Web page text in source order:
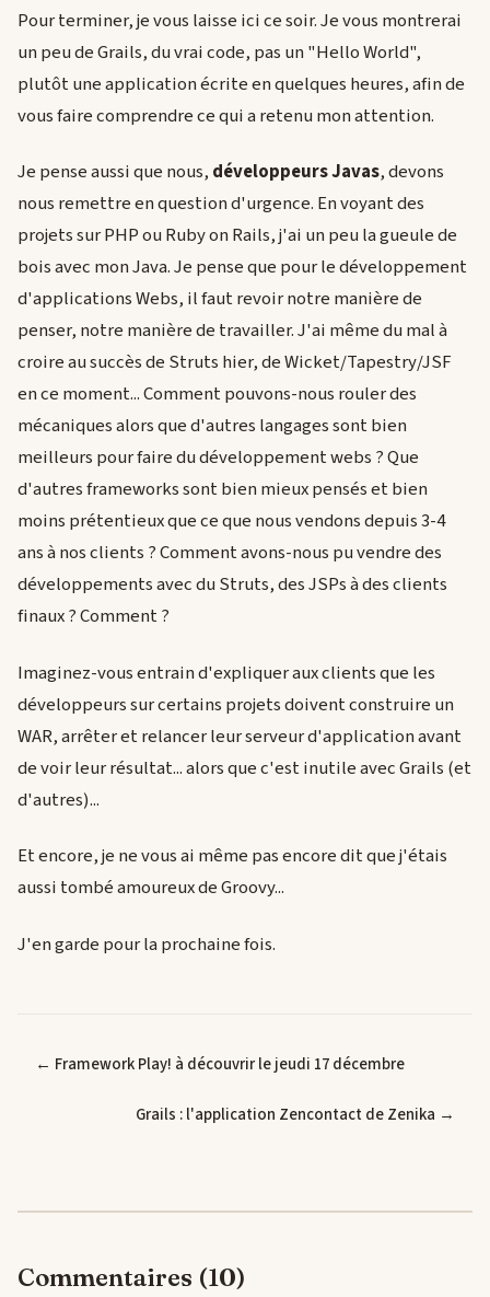
Pour terminer, je vous laisse ici ce soir. Je vous montrerai
un peu de Grails, du vrai code, pas un "Hello World",
plutôt une application écrite en quelques heures, afin de
vous faire comprendre ce qui a retenu mon attention.
Je pense aussi que nous, développeurs Javas, devons
nous remettre en question d'urgence. En voyant des
projets sur PHP ou Ruby on Rails, j'ai un peu la gueule de
bois avec mon Java. Je pense que pour le développement
d'applications Webs, il faut revoir notre manière de
penser, notre manière de travailler. J'ai même du mal à
croire au succès de Struts hier, de Wicket/Tapestry/JSF
en ce moment... Comment pouvons-nous rouler des
mécaniques alors que d'autres langages sont bien
meilleurs pour faire du développement webs ? Que
d'autres frameworks sont bien mieux pensés et bien
moins prétentieux que ce que nous vendons depuis 3-4
ans à nos clients ? Comment avons-nous pu vendre des
développements avec du Struts, des JSPs à des clients
finaux ? Comment ?
Imaginez-vous entrain d'expliquer aux clients que les
développeurs sur certains projets doivent construire un
WAR, arrêter et relancer leur serveur d'application avant
de voir leur résultat... alors que c'est inutile avec Grails (et
d'autres)...
Et encore, je ne vous ai même pas encore dit que j'étais
aussi tombé amoureux de Groovy...
J'en garde pour la prochaine fois.
← Framework Play! à découvrir le jeudi 17 décembre
Grails : l'application Zencontact de Zenika →
Commentaires (10)